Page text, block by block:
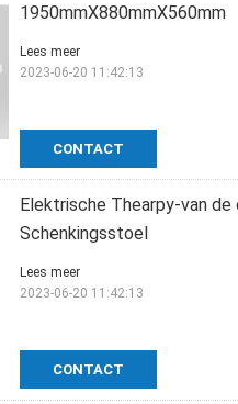
1950mmX880mmX560mm
CONTACT
Lees meer
2023-06-20 11:42:13
Elektrische Thearpy-van
Schenkingsstoel
CONTACT
Lees meer
2023-06-20 11:42:13